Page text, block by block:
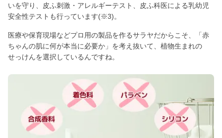
いを守り、皮ふ刺激・アレルギーテスト、皮ふ科医による乳幼児
安全性テストも行っています(※3)。
医療や保育現場などプロ用の製品を作るサラヤだからこそ、「赤
ちゃんの肌に何が本当に必要か」を考え抜いて、植物生まれの
せっけんを選択しているんですね。